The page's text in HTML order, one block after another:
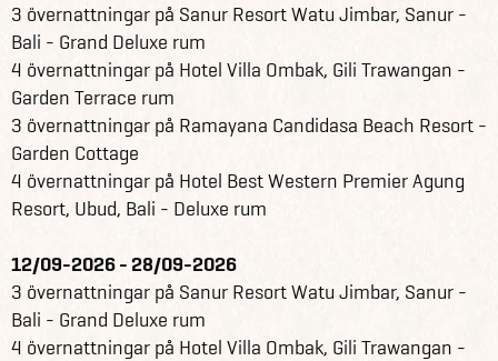
3 övernattningar på Sanur Resort Watu Jimbar, Sanur -
Bali - Grand Deluxe rum
4 övernattningar på Hotel Villa Ombak, Gili Trawangan -
Garden Terrace rum
3 övernattningar på Ramayana Candidasa Beach Resort -
Garden Cottage
4 övernattningar på Hotel Best Western Premier Agung
Resort, Ubud, Bali - Deluxe rum
12/09-2026 - 28/09-2026
3 övernattningar på Sanur Resort Watu Jimbar, Sanur -
Bali - Grand Deluxe rum
4 övernattningar på Hotel Villa Ombak, Gili Trawangan -